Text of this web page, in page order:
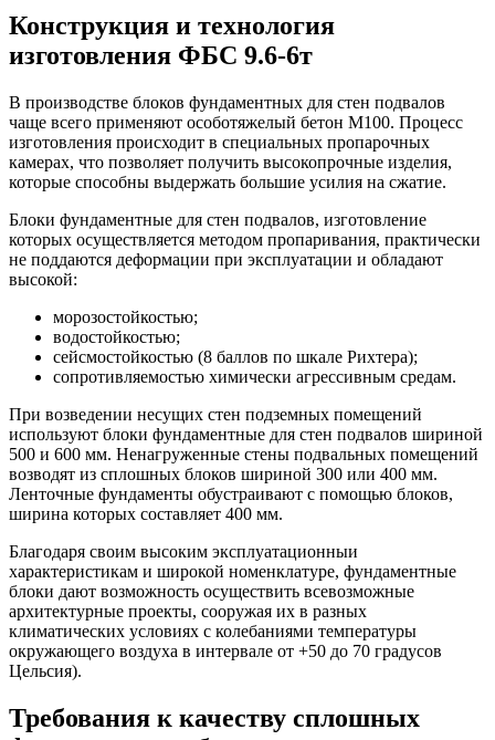
Конструкция и технология
изготовления ФБС 9.6-6т
В производстве блоков фундаментных для стен подвалов
чаще всего применяют особотяжелый бетон М100. Процесс
изготовления происходит в специальных пропарочных
камерах, что позволяет получить высокопрочные изделия,
которые способны выдержать большие усилия на сжатие.
Блоки фундаментные для стен подвалов, изготовление
которых осуществляется методом пропаривания, практически
не поддаются деформации при эксплуатации и обладают
высокой:
морозостойкостью;
водостойкостью;
сейсмостойкостью (8 баллов по шкале Рихтера);
сопротивляемостью химически агрессивным средам.
При возведении несущих стен подземных помещений
используют блоки фундаментные для стен подвалов шириной
500 и 600 мм. Ненагруженные стены подвальных помещений
возводят из сплошных блоков шириной 300 или 400 мм.
Ленточные фундаменты обустраивают с помощью блоков,
ширина которых составляет 400 мм.
Благодаря своим высоким эксплуатационныи
характеристикам и широкой номенклатуре, фундаментные
блоки дают возможность осуществить всевозможные
архитектурные проекты, сооружая их в разных
климатических условиях с колебаниями температуры
окружающего воздуха в интервале от +50 до 70 градусов
Цельсия).
Требования к качеству сплошных